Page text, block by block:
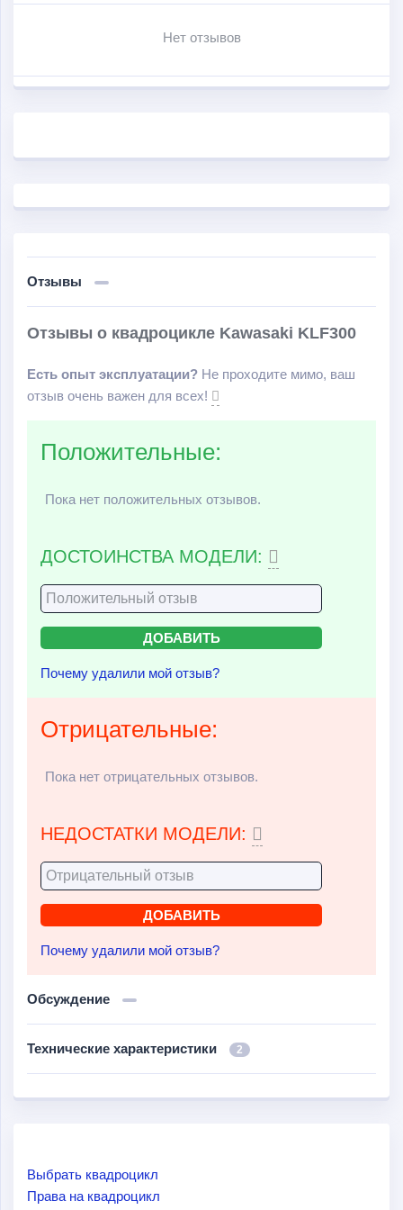
Нет отзывов
Отзывы
Отзывы о квадроцикле Kawasaki KLF300
Есть опыт эксплуатации? Не проходите мимо, ваш
отзыв очень важен для всех!
Положительные:
Пока нет положительных отзывов.
ДОСТОИНСТВА МОДЕЛИ:
Почему удалили мой отзыв?
Отрицательные:
Пока нет отрицательных отзывов.
НЕДОСТАТКИ МОДЕЛИ:
Почему удалили мой отзыв?
Обсуждение
Технические характеристики 2
Выбрать квадроцикл
Права на квадроцикл